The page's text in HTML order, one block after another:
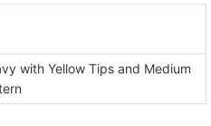
with Yellow Tips and Medium